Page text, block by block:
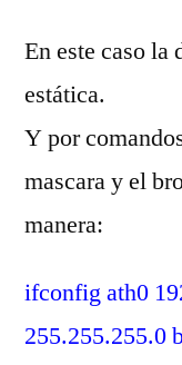
En este caso la
estática.
Y por
mascara y el
manera:
ifconfig ath0
255.255.255.0